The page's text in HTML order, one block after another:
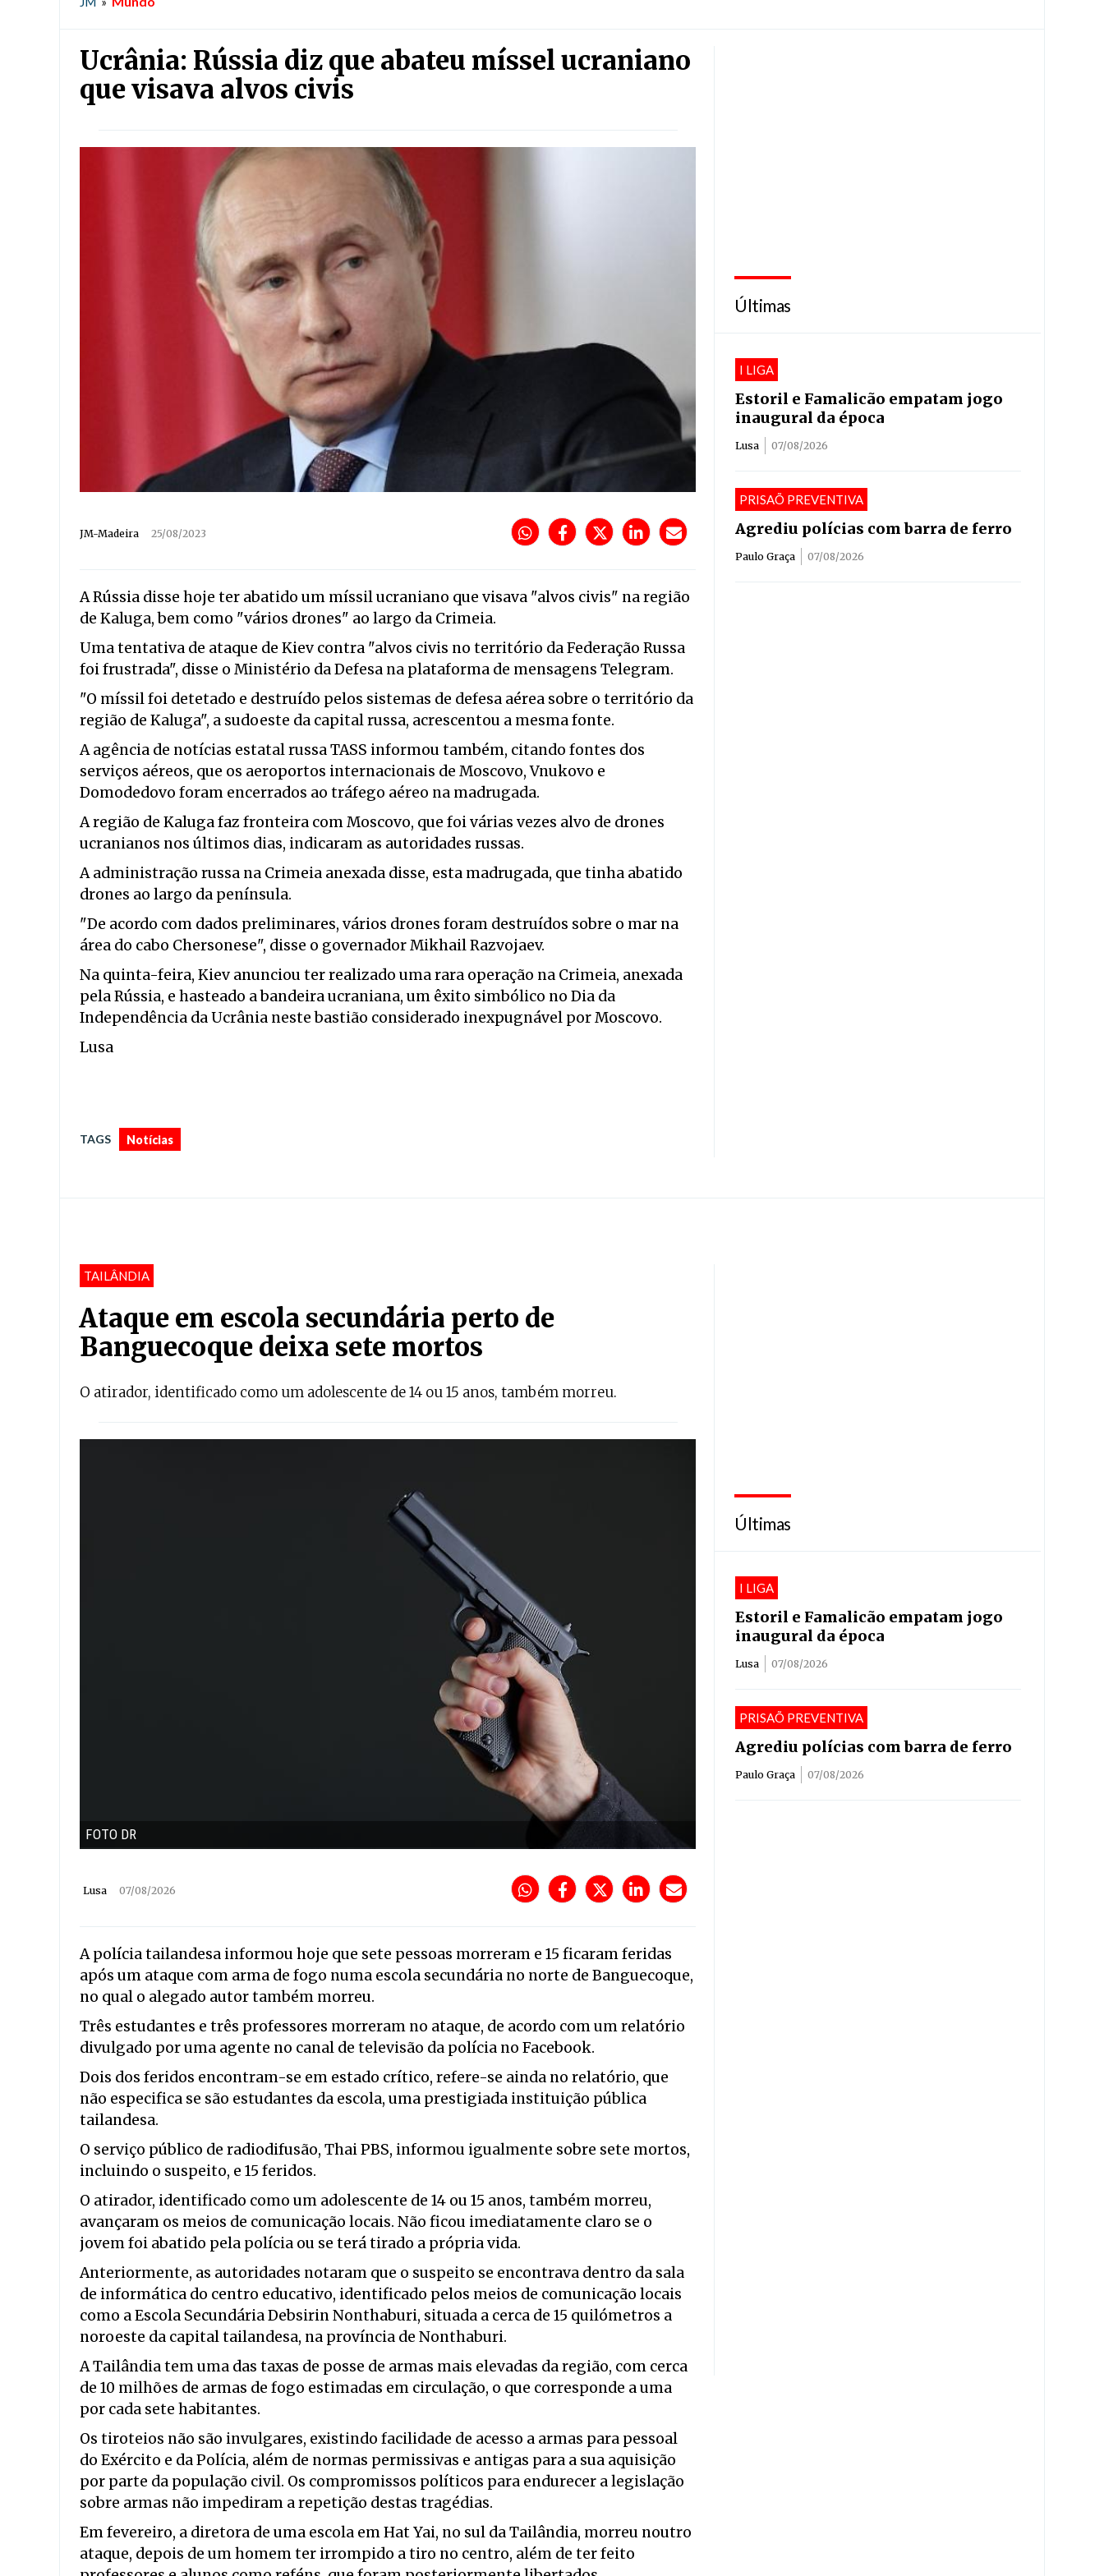
Ucrânia: Rússia diz que abateu míssel ucraniano
que visava alvos civis
JM-Madeira 25/08/2023
A Rússia disse hoje ter abatido um míssil ucraniano que visava "alvos civis" na região
de Kaluga, bem como "vários drones" ao largo da Crimeia.
Uma tentativa de ataque de Kiev contra "alvos civis no território da Federação Russa
foi frustrada", disse o Ministério da Defesa na plataforma de mensagens Telegram.
"O míssil foi detetado e destruído pelos sistemas de defesa aérea sobre o território da
região de Kaluga", a sudoeste da capital russa, acrescentou a mesma fonte.
A agência de notícias estatal russa TASS informou também, citando fontes dos
serviços aéreos, que os aeroportos internacionais de Moscovo, Vnukovo e
Domodedovo foram encerrados ao tráfego aéreo na madrugada.
A região de Kaluga faz fronteira com Moscovo, que foi várias vezes alvo de drones
ucranianos nos últimos dias, indicaram as autoridades russas.
A administração russa na Crimeia anexada disse, esta madrugada, que tinha abatido
drones ao largo da península.
"De acordo com dados preliminares, vários drones foram destruídos sobre o mar na
área do cabo Chersonese", disse o governador Mikhail Razvojaev.
Na quinta-feira, Kiev anunciou ter realizado uma rara operação na Crimeia, anexada
pela Rússia, e hasteado a bandeira ucraniana, um êxito simbólico no Dia da
Independência da Ucrânia neste bastião considerado inexpugnável por Moscovo.
Lusa
TAGS Notícias
Últimas
I LIGA
Estoril e Famalicão empatam jogo
inaugural da época
Lusa 07/08/2026
PRISAÕ PREVENTIVA
Agrediu polícias com barra de ferro
Paulo Graça 07/08/2026
TAILÂNDIA
Ataque em escola secundária perto de
Banguecoque deixa sete mortos
O atirador, identificado como um adolescente de 14 ou 15 anos, também morreu.
FOTO DR
Lusa 07/08/2026
A polícia tailandesa informou hoje que sete pessoas morreram e 15 ficaram feridas
após um ataque com arma de fogo numa escola secundária no norte de Banguecoque,
no qual o alegado autor também morreu.
Três estudantes e três professores morreram no ataque, de acordo com um relatório
divulgado por uma agente no canal de televisão da polícia no Facebook.
Dois dos feridos encontram-se em estado crítico, refere-se ainda no relatório, que
não especifica se são estudantes da escola, uma prestigiada instituição pública
tailandesa.
O serviço público de radiodifusão, Thai PBS, informou igualmente sobre sete mortos,
incluindo o suspeito, e 15 feridos.
O atirador, identificado como um adolescente de 14 ou 15 anos, também morreu,
avançaram os meios de comunicação locais. Não ficou imediatamente claro se o
jovem foi abatido pela polícia ou se terá tirado a própria vida.
Anteriormente, as autoridades notaram que o suspeito se encontrava dentro da sala
de informática do centro educativo, identificado pelos meios de comunicação locais
como a Escola Secundária Debsirin Nonthaburi, situada a cerca de 15 quilómetros a
noroeste da capital tailandesa, na província de Nonthaburi.
A Tailândia tem uma das taxas de posse de armas mais elevadas da região, com cerca
de 10 milhões de armas de fogo estimadas em circulação, o que corresponde a uma
por cada sete habitantes.
Os tiroteios não são invulgares, existindo facilidade de acesso a armas para pessoal
do Exército e da Polícia, além de normas permissivas e antigas para a sua aquisição
por parte da população civil. Os compromissos políticos para endurecer a legislação
sobre armas não impediram a repetição destas tragédias.
Em fevereiro, a diretora de uma escola em Hat Yai, no sul da Tailândia, morreu noutro
ataque, depois de um homem ter irrompido a tiro no centro, além de ter feito
Últimas
I LIGA
Estoril e Famalicão empatam jogo
inaugural da época
Lusa 07/08/2026
PRISAÕ PREVENTIVA
Agrediu polícias com barra de ferro
Paulo Graça 07/08/2026